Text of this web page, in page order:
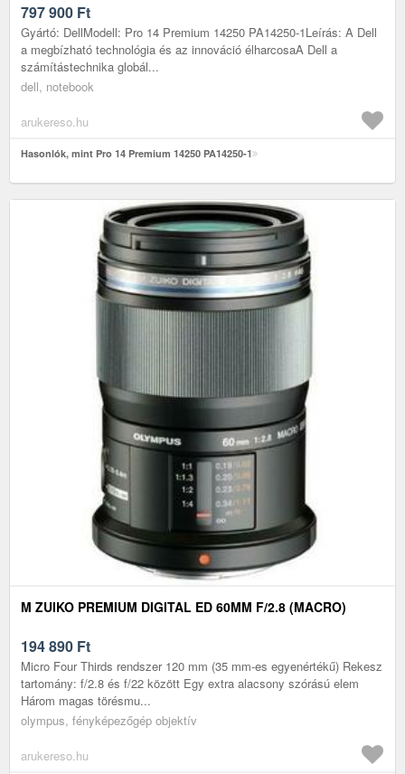
797 900 Ft
Gyártó: DellModell: Pro 14 Premium 14250 PA14250-1Leírás: A Dell
a megbízható technológia és az innováció élharcosaA Dell a
számítástechnika globál...
dell, notebook
arukereso.hu
Hasonlók, mint Pro 14 Premium 14250 PA14250-1
M ZUIKO PREMIUM DIGITAL ED 60MM F/2.8 (MACRO)
194 890 Ft
Micro Four Thirds rendszer 120 mm (35 mm-es egyenértékű) Rekesz
tartomány: f/2.8 és f/22 között Egy extra alacsony szórású elem
Három magas törésmu...
olympus, fényképezőgép objektív
arukereso.hu